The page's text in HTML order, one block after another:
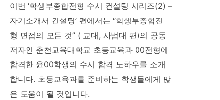
이번 ‘학생부종합전형 수시 컨설팅 시리즈(2) –
자기소개서 컨설팅’ 편에서는 “학생부종합전
형 면접의 모든 것” ( 교대, 사범대 편)의 공동
저자인 춘천교육대학교 초등교육과 00전형에
합격한 윤00학생의 수시 합격 노하우를 소개
합니다. 초등교육과를 준비하는 학생들에게 많
은 도움이 될 것입니다.